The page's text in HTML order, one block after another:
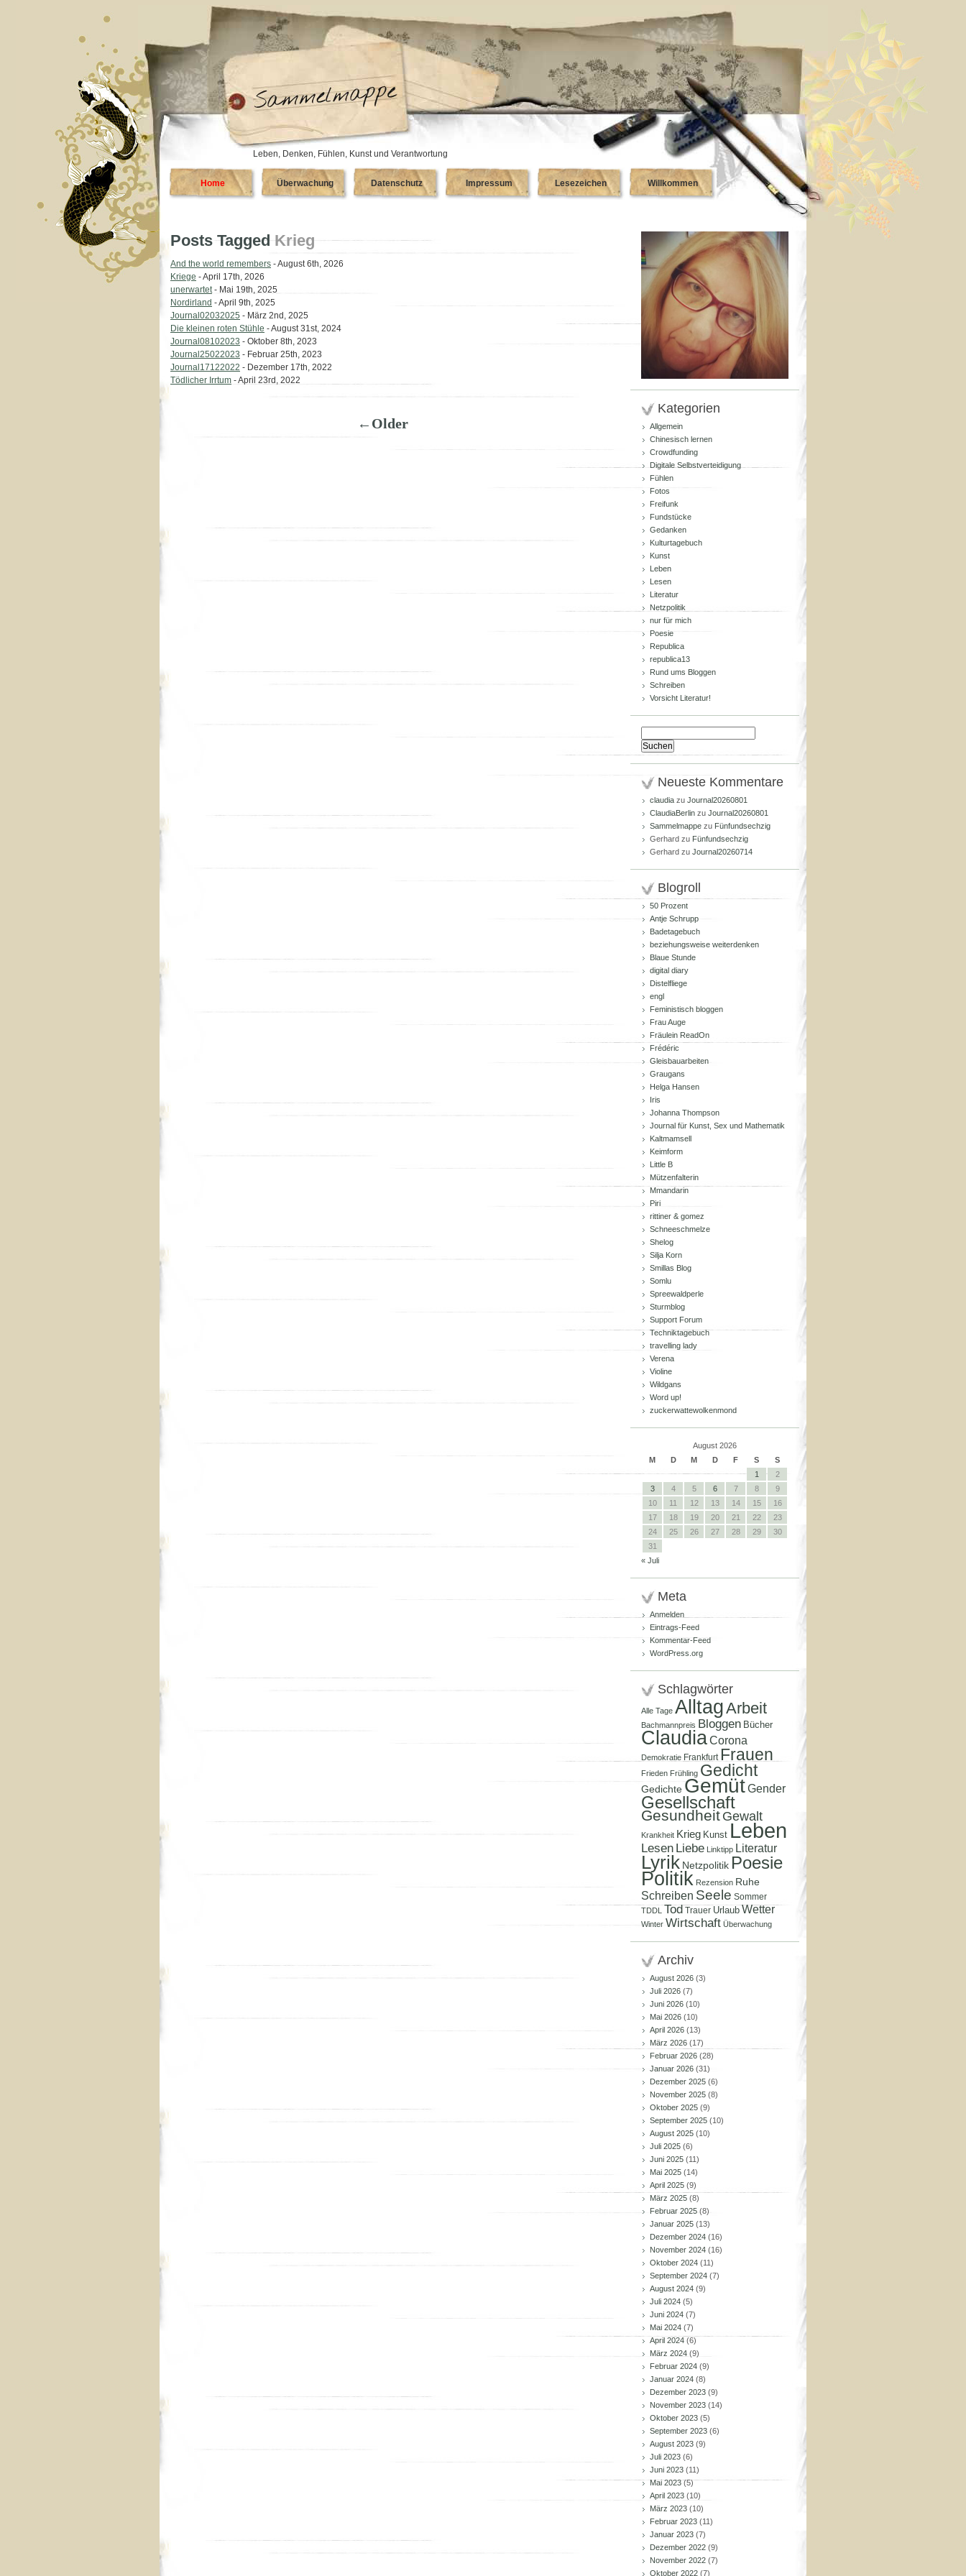
Leben, Denken, Fühlen, Kunst und Verantwortung
Home Überwachung Datenschutz Impressum Lesezeichen Willkommen
Posts Tagged Krieg
And the world remembers - August 6th, 2026
Kriege - April 17th, 2026
unerwartet- Mai 19th, 2025
Nordirland - April 9th, 2025
Journal02032025 - März 2nd, 2025
Die kleinen roten Stühle - August 31st, 2024
Journal08102023 - Oktober 8th, 2023
Journal25022023 - Februar 25th, 2023
Journal17122022 - Dezember 17th, 2022
Tödlicher Irrtum - April 23rd, 2022
←Older
Kategorien
Allgemein
Chinesisch lernen
Crowdfunding
Digitale Selbstverteidigung
Fühlen
Fotos
Freifunk
Fundstücke
Gedanken
Kulturtagebuch
Kunst
Leben
Lesen
Literatur
Netzpolitik
nur für mich
Poesie
Republica
republica13
Rund ums Bloggen
Schreiben
Vorsicht Literatur!
nach:
Neueste Kommentare
claudia zu Journal20260801
ClaudiaBerlin zu Journal20260801
Sammelmappe zu Fünfundsechzig
Gerhard zu Fünfundsechzig
Gerhard zu Journal20260714
Blogroll
50 Prozent
Antje Schrupp
Badetagebuch
beziehungsweise weiterdenken
Blaue Stunde
digital diary
Distelfliege
engl
Feministisch bloggen
Frau Auge
Fräulein ReadOn
Frédéric
Gleisbauarbeiten
Graugans
Helga Hansen
Iris
Johanna Thompson
Journal für Kunst, Sex und Mathematik
Kaltmamsell
Keimform
Little B
Mützenfalterin
Mmandarin
Piri
rittiner & gomez
Schneeschmelze
Shelog
Silja Korn
Smillas Blog
Somlu
Spreewaldperle
Sturmblog
Support Forum
Techniktagebuch
travelling lady
Verena
Violine
Wildgans
Word up!
zuckerwattewolkenmond
August 2026
M
D M D F S
S
1
2
3
4 5 6 7 8
9
10
11 12 13 14 15
16
17
18 19 20 21 22
23
24
25 26 27 28 29
30
31
« Juli
Meta
Anmelden
Eintrags-Feed
Kommentar-Feed
WordPress.org
Schlagwörter
Alle Tage AlltagArbeit
Bachmannpreis Bloggen Bücher
ClaudiaCorona
Demokratie Frankfurt Frauen
Frieden Frühling Gedicht
Gedichte GemütGender
Gesellschaft
Gesundheit Gewalt
Krankheit Krieg Kunst Leben
Lesen Liebe Linktipp Literatur
Lyrik Netzpolitik Poesie
Politik Rezension Ruhe
Schreiben Seele Sommer
TDDL Tod Trauer Urlaub Wetter
Winter Wirtschaft Überwachung
Archiv
August 2026 (3)
Juli 2026 (7)
Juni 2026 (10)
Mai 2026 (10)
April 2026 (13)
März 2026 (17)
Februar 2026 (28)
Januar 2026 (31)
Dezember 2025 (6)
November 2025 (8)
Oktober 2025 (9)
September 2025 (10)
August 2025 (10)
Juli 2025 (6)
Juni 2025 (11)
Mai 2025 (14)
April 2025 (9)
März 2025 (8)
Februar 2025 (8)
Januar 2025 (13)
Dezember 2024 (16)
November 2024 (16)
Oktober 2024 (11)
September 2024 (7)
August 2024 (9)
Juli 2024 (5)
Juni 2024 (7)
Mai 2024 (7)
April 2024 (6)
März 2024 (9)
Februar 2024 (9)
Januar 2024 (8)
Dezember 2023 (9)
November 2023 (14)
Oktober 2023 (5)
September 2023 (6)
August 2023 (9)
Juli 2023 (6)
Juni 2023 (11)
Mai 2023(5)
April 2023 (10)
März 2023 (10)
Februar 2023 (11)
Januar 2023 (7)
Dezember 2022 (9)
November 2022 (7)
Oktober 2022 (7)